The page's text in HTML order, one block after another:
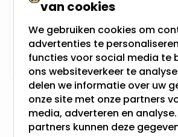
Enkel
Op voorraad,
Vandaag verzonden
van cookies
We gebruiken cookies om
advertenties te
functies voor social media te
ons websiteverkeer te
delen we informatie over uw
onze site met onze partners
media, adverteren en analyse.
partners kunnen deze